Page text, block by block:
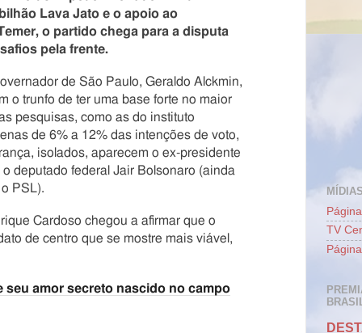
Lava Jato e o apoio ao
o partido chega para a disputa
pela frente.
de São Paulo, Geraldo Alckmin,
o trunfo de ter uma base forte no maior
pesquisas, como as do instituto
de 6% a 12% das intenções de voto,
isolados, aparecem o ex-presidente
deputado federal Jair Bolsonaro (ainda
PSL).
Cardoso chegou a afirmar que o
de centro que se mostre mais viável,
seu amor secreto nascido no campo
TV